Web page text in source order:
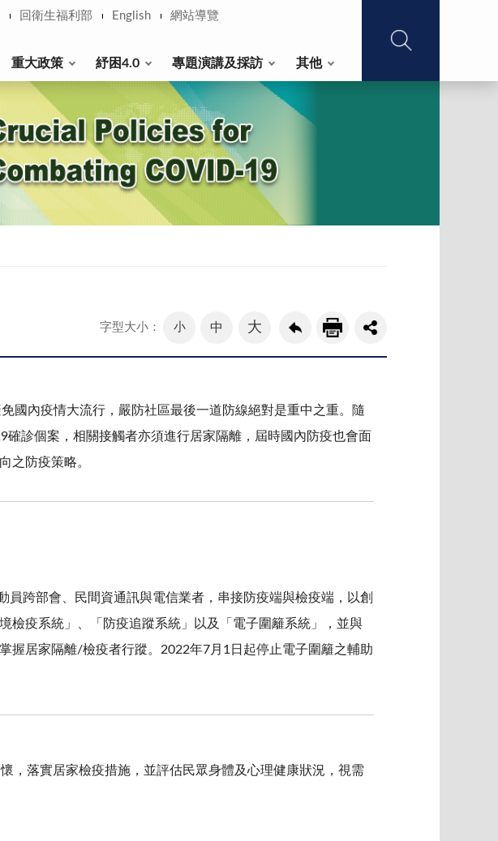
回衛生福利部 English 網站導覽
重大政策 紓困4.0 專題演講及採訪 其他
字型大小： 小 中 大
國內疫情大流行，嚴防社區最後一道防線絕對是重中之重。隨
診個案，相關接觸者亦須進行居家隔離，屆時國內防疫也會面
之防疫策略。
跨部會、民間資通訊與電信業者，串接防疫端與檢疫端，以創
檢疫系統」、「防疫追蹤系統」以及「電子圍籬系統」，並與
握居家隔離/檢疫者行蹤。2022年7月1日起停止電子圍籬之輔助
，落實居家檢疫措施，並評估民眾身體及心理健康狀況，視需